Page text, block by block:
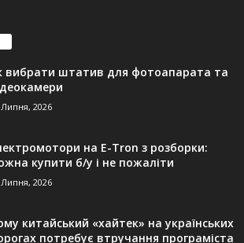
вибрати штатив для фотоапарата та
2026
на E-Tron з розборки:
купити б/у і не пожаліти
2026
китайський «хайтек» на українських
потребує втручання програміста